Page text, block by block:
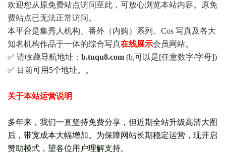
欢迎您从原免费站点访问至此，可放心浏览本站内容。原免
费站点已无法正常访问。
本平台是集秀人机构、番外（内购）系列、Cos 写真及各大
知名机构作品于一体的综合写真在线展示会员网站。
✅ 请收藏导航地址： b.tuqu8.com (b,可以是[任意数字/字母])
✅ 目前可用5个地址。。
关于本站运营说明
多年来，我们一直坚持免费分享，但近期全站升级高清大图
后，带宽成本大幅增加。为保障网站长期稳定运营，现开启
赞助模式，望各位用户理解支持。